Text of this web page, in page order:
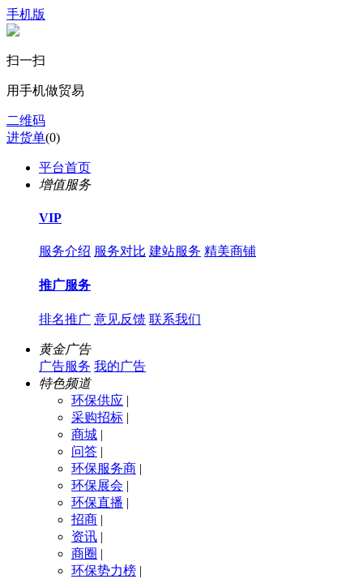
手机版
扫一扫
用手机做贸易
二维码
进货单(0)
平台首页
增值服务
VIP
服务介绍 服务对比 建站服务 精美商铺
推广服务
排名推广 意见反馈 联系我们
黄金广告
广告服务 我的广告
特色频道
环保供应 |
采购招标 |
商城 |
问答 |
环保服务商 |
环保展会 |
环保直播 |
招商 |
资讯 |
商圈 |
环保势力榜 |